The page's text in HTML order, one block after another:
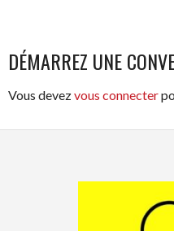
DÉMARREZ UNE
Vous devezvous connecter